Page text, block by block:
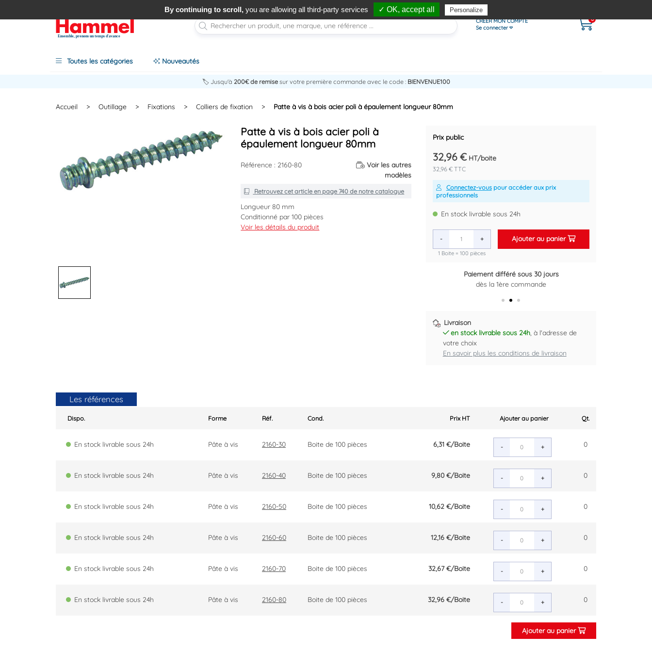
Ensemble, prenons un temps d'avance
CRÉER MON COMPTE
Se connecter
0
Toutes les catégories Nouveautés
🏷️ Jusqu'à 200€ de remisesur votre première commande avec le code : BIENVENUE100
Accueil > Outillage > Fixations > Colliers de fixation > Patte à vis à bois acier poli à épaulement longueur 80mm
Patte à vis à bois acier poli à
épaulement longueur 80mm
Référence : 2160-80
Voir les autres
modèles
Retrouvez cet article en page 740de notre catalogue
Longueur 80 mm
Conditionné par 100 pièces
Diamètre 7 mm
Voir les détails du produit
Prix public
32,96 €HT/boite
32,96 € TTC
Connectez-vouspour accéder aux prix
professionnels
En stock livrable sous 24h
- + Ajouter au panier
1 Boite = 100 pièces
Paiement différé sous 30 jours
dès la 1ère commande
Retour gratuit sous 14 jours
Plus d'informations ici
Livraison
en stock livrable sous 24h, à l'adresse de
votre choix
En savoir plus les conditions de livraison
Les références
Dispo. Forme Réf. Cond. Prix HT Ajouter au panier Qt.
En stock livrable sous 24h Pâte à vis 2160-30 Boite de 100 pièces 6,31 €/Boite - + 0
En stock livrable sous 24h Pâte à vis 2160-40 Boite de 100 pièces 9,80 €/Boite - + 0
En stock livrable sous 24h Pâte à vis 2160-50 Boite de 100 pièces 10,62 €/Boite - + 0
En stock livrable sous 24h Pâte à vis 2160-60 Boite de 100 pièces 12,16 €/Boite - + 0
En stock livrable sous 24h Pâte à vis 2160-70 Boite de 100 pièces 32,67 €/Boite - + 0
En stock livrable sous 24h Pâte à vis 2160-80 Boite de 100 pièces 32,96 €/Boite - + 0
Ajouter au panier
By continuing to scroll,you are allowing all third-party services ✓ OK, accept all Personalize